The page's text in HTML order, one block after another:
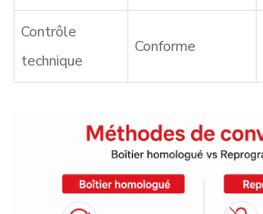
Contrôle
technique
Conforme